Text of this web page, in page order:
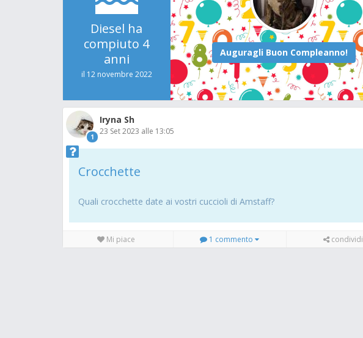
Diesel ha
compiuto 4
anni
il 12 novembre 2022
1
Iryna Sh
23 Set 2023 alle 13:05
Crocchette
Quali crocchette date ai vostri cuccioli di Amstaff?
Mi piace 1 commento condividi